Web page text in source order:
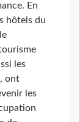
En
hôtels du
les
ont
les